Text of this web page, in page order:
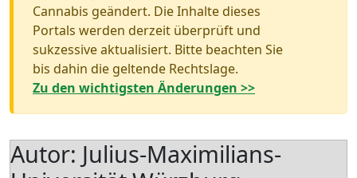
Cannabis geändert. Die Inhalte dieses
Portals werden derzeit überprüft und
sukzessive aktualisiert. Bitte beachten Sie
bis dahin die geltende Rechtslage.
Zu den wichtigsten Änderungen >>
Autor: Julius-Maximilians-